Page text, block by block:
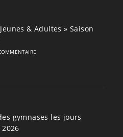
& Adultes » Saison
gymnases les jours